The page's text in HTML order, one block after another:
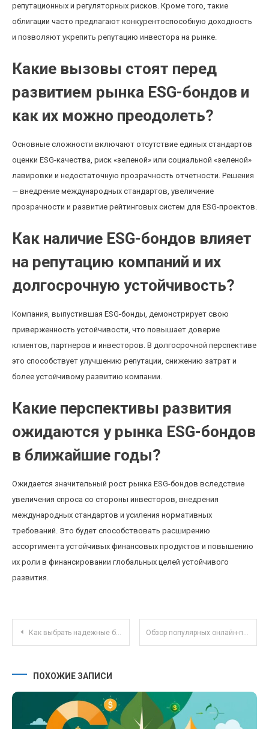
репутационных и регуляторных рисков. Кроме того, такие
облигации часто предлагают конкурентоспособную доходность
и позволяют укрепить репутацию инвестора на рынке.
Какие вызовы стоят перед
развитием рынка ESG-бондов и
как их можно преодолеть?
Основные сложности включают отсутствие единых стандартов
оценки ESG-качества, риск «зеленой» или социальной «зеленой»
лавировки и недостаточную прозрачность отчетности. Решения
— внедрение международных стандартов, увеличение
прозрачности и развитие рейтинговых систем для ESG-проектов.
Как наличие ESG-бондов влияет
на репутацию компаний и их
долгосрочную устойчивость?
Компания, выпустившая ESG-бонды, демонстрирует свою
приверженность устойчивости, что повышает доверие
клиентов, партнеров и инвесторов. В долгосрочной перспективе
это способствует улучшению репутации, снижению затрат и
более устойчивому развитию компании.
Какие перспективы развития
ожидаются у рынка ESG-бондов
в ближайшие годы?
Ожидается значительный рост рынка ESG-бондов вследствие
увеличения спроса со стороны инвесторов, внедрения
международных стандартов и усиления нормативных
требований. Это будет способствовать расширению
ассортимента устойчивых финансовых продуктов и повышению
их роли в финансировании глобальных целей устойчивого
развития.
Навигация по записям
Как выбрать надежные биржевые фонды для начинающих инвесторов? Обзор популярных онлайн-платформ для совместной работы над кодом в 2025 году
ПОХОЖИЕ ЗАПИСИ